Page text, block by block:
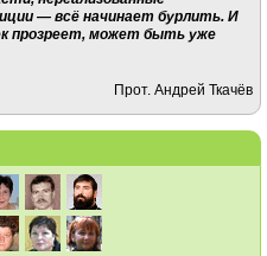
— всё начинает бурлить. И
прозреет, может быть уже
Прот. Андрей Ткачёв